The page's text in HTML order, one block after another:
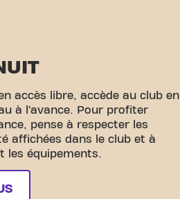
accès libre, accède au club en
à l’avance. Pour profiter
pense à respecter les
affichées dans le club et à
les équipements.